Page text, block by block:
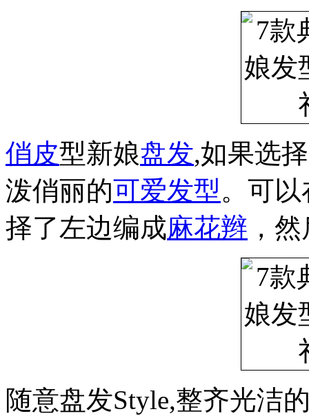
俏皮型新娘盘发,如果选
泼俏丽的可爱发型。可
择了左边编成麻花辫 ，
随意盘发Style,整齐光洁